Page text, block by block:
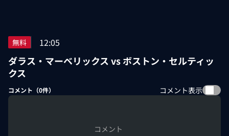
無料 12:05
ダラス・マーベリックス vs ボストン・セルティッ
クス
コメント（0件） コメント表示
コメント